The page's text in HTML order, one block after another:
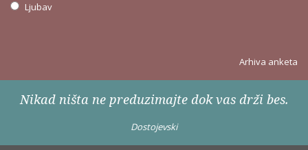
Ljubav
Arhiva anketa
Nikad ništa ne preduzimajte dok vas drži bes.
Dostojevski